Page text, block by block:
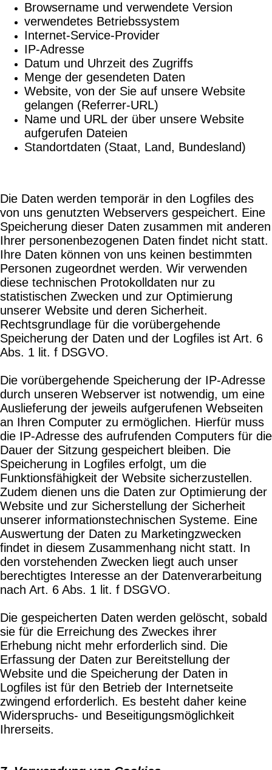
Browsername und verwendete Version
verwendetes Betriebssystem
Internet-Service-Provider
IP-Adresse
Datum und Uhrzeit des Zugriffs
Menge der gesendeten Daten
Website, von der Sie auf unsere Website
gelangen (Referrer-URL)
Name und URL der über unsere Website
aufgerufen Dateien
Standortdaten (Staat, Land, Bundesland)
Die Daten werden temporär in den Logfiles des
von uns genutzten Webservers gespeichert. Eine
Speicherung dieser Daten zusammen mit anderen
Ihrer personenbezogenen Daten findet nicht statt.
Ihre Daten können von uns keinen bestimmten
Personen zugeordnet werden. Wir verwenden
diese technischen Protokolldaten nur zu
statistischen Zwecken und zur Optimierung
unserer Website und deren Sicherheit.
Rechtsgrundlage für die vorübergehende
Speicherung der Daten und der Logfiles ist Art. 6
Abs. 1 lit. f DSGVO.
Die vorübergehende Speicherung der IP-Adresse
durch unseren Webserver ist notwendig, um eine
Auslieferung der jeweils aufgerufenen Webseiten
an Ihren Computer zu ermöglichen. Hierfür muss
die IP-Adresse des aufrufenden Computers für die
Dauer der Sitzung gespeichert bleiben. Die
Speicherung in Logfiles erfolgt, um die
Funktionsfähigkeit der Website sicherzustellen.
Zudem dienen uns die Daten zur Optimierung der
Website und zur Sicherstellung der Sicherheit
unserer informationstechnischen Systeme. Eine
Auswertung der Daten zu Marketingzwecken
findet in diesem Zusammenhang nicht statt. In
den vorstehenden Zwecken liegt auch unser
berechtigtes Interesse an der Datenverarbeitung
nach Art. 6 Abs. 1 lit. f DSGVO.
Die gespeicherten Daten werden gelöscht, sobald
sie für die Erreichung des Zweckes ihrer
Erhebung nicht mehr erforderlich sind. Die
Erfassung der Daten zur Bereitstellung der
Website und die Speicherung der Daten in
Logfiles ist für den Betrieb der Internetseite
zwingend erforderlich. Es besteht daher keine
Widerspruchs- und Beseitigungsmöglichkeit
Ihrerseits.